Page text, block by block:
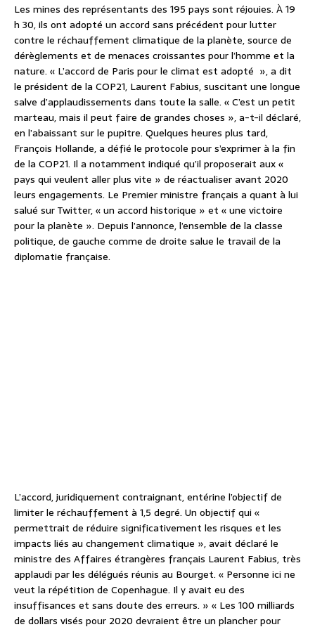
Les mines des représentants des 195 pays sont réjouies. À 19
h 30, ils ont adopté un accord sans précédent pour lutter
contre le réchauffement climatique de la planète, source de
dérèglements et de menaces croissantes pour l’homme et la
nature. « L’accord de Paris pour le climat est adopté », a dit
le président de la COP21, Laurent Fabius, suscitant une longue
salve d’applaudissements dans toute la salle. « C’est un petit
marteau, mais il peut faire de grandes choses », a-t-il déclaré,
en l’abaissant sur le pupitre. Quelques heures plus tard,
François Hollande, a défié le protocole pour s’exprimer à la fin
de la COP21. Il a notamment indiqué qu’il proposerait aux «
pays qui veulent aller plus vite » de réactualiser avant 2020
leurs engagements. Le Premier ministre français a quant à lui
salué sur Twitter, « un accord historique » et « une victoire
pour la planète ». Depuis l’annonce, l’ensemble de la classe
politique, de gauche comme de droite salue le travail de la
diplomatie française.
L’accord, juridiquement contraignant, entérine l’objectif de
limiter le réchauffement à 1,5 degré. Un objectif qui «
permettrait de réduire significativement les risques et les
impacts liés au changement climatique », avait déclaré le
ministre des Affaires étrangères français Laurent Fabius, très
applaudi par les délégués réunis au Bourget. « Personne ici ne
veut la répétition de Copenhague. Il y avait eu des
insuffisances et sans doute des erreurs. » « Les 100 milliards
de dollars visés pour 2020 devraient être un plancher pour